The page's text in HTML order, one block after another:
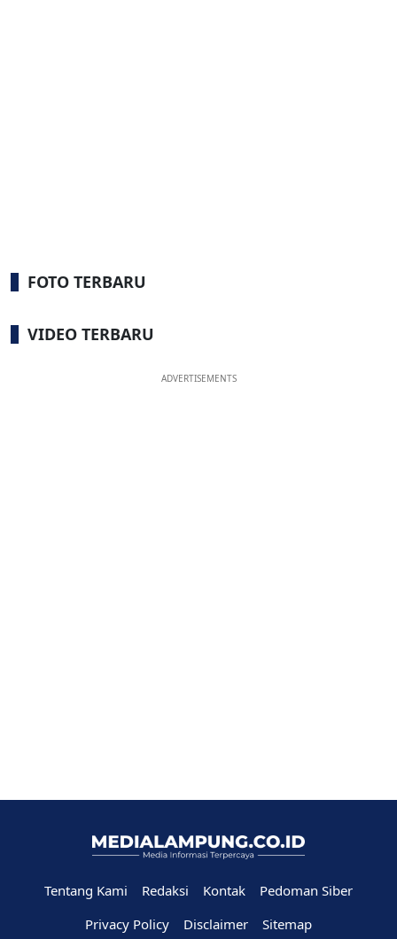
FOTO TERBARU
VIDEO TERBARU
ADVERTISEMENTS
Tentang Kami Redaksi Kontak
Pedoman Siber
Privacy Policy
Disclaimer Sitemap